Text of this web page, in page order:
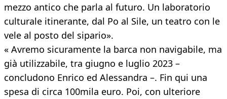
mezzo antico che parla al futuro. Un laboratorio
culturale itinerante, dal Po al Sile, un teatro con le
vele al posto del sipario».
« Avremo sicuramente la barca non navigabile, ma
già utilizzabile, tra giugno e luglio 2023 –
concludono Enrico ed Alessandra –. Fin qui una
spesa di circa 100mila euro. Poi, con ulteriore